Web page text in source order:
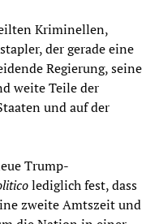
Kriminellen,
der gerade eine
Regierung, seine
weite Teile der
und auf der
Trump-
lediglich fest, dass
zweite Amtszeit und